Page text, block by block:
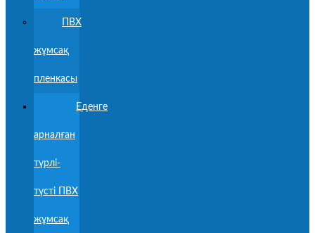
ПВХ
жұмсақ
пленкасы
Еденге
арналған
түрлі-
түсті ПВХ
жұмсақ